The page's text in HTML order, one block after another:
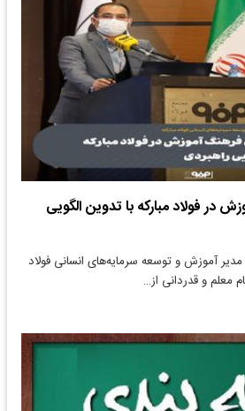
در فولاد مبارکه با تدوین الگویی
آموزش و توسعه سرمایه‌های انسانی فولاد
معلم و قدردانی از…